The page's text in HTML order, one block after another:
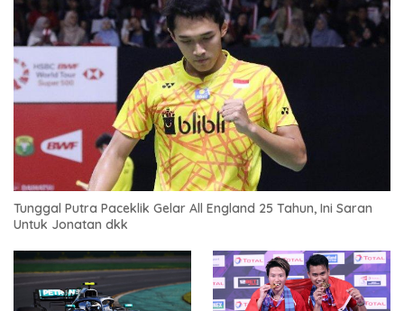
Tunggal Putra Paceklik Gelar All England 25 Tahun, Ini Saran
Untuk Jonatan dkk